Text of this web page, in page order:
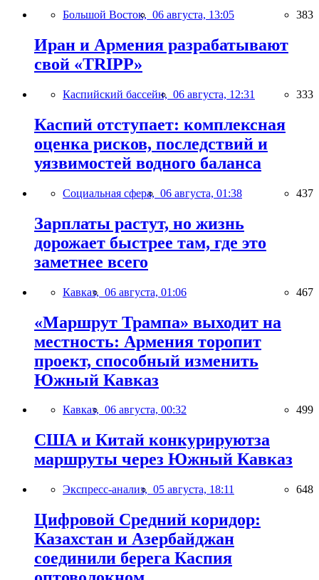
Большой Восток, 06 августа, 13:05 383
Иран и Армения разрабатывают
свой «TRIPP»
Каспийский бассейн, 06 августа, 12:31 333
Каспий отступает: комплексная
оценка рисков, последствий и
уязвимостей водного баланса
Социальная сфера, 06 августа, 01:38 437
Зарплаты растут, но жизнь
дорожает быстрее там, где это
заметнее всего
Кавказ, 06 августа, 01:06 467
«Маршрут Трампа» выходит на
местность: Армения торопит
проект, способный изменить
Южный Кавказ
Кавказ, 06 августа, 00:32 499
США и Китай конкурируютза
маршруты через Южный Кавказ
Экспресс-анализ, 05 августа, 18:11 648
Цифровой Средний коридор:
Казахстан и Азербайджан
соединили берега Каспия